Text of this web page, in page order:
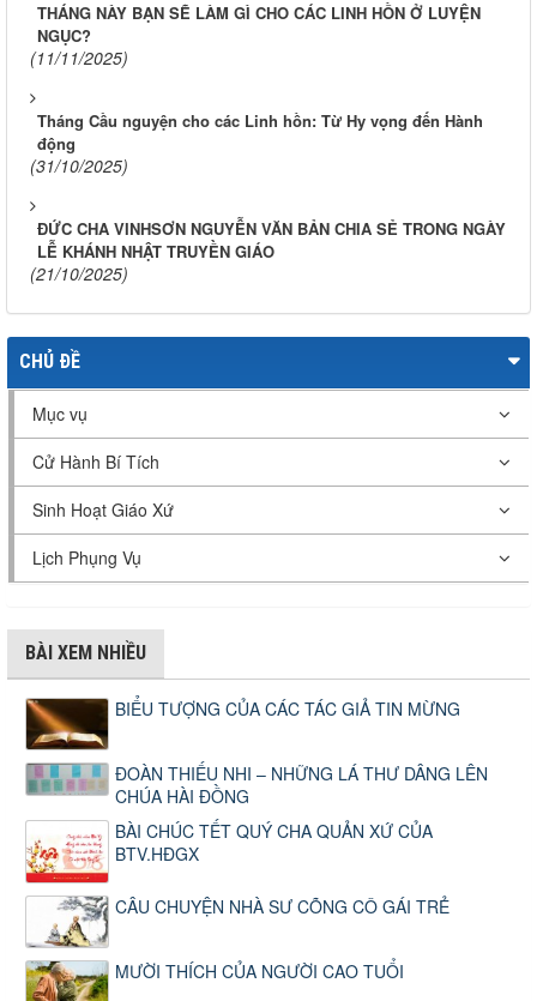
THÁNG NÀY BẠN SẼ LÀM GÌ CHO CÁC LINH HỒN Ở LUYỆN
NGỤC?
(11/11/2025)
Tháng Cầu nguyện cho các Linh hồn: Từ Hy vọng đến Hành
động
(31/10/2025)
ĐỨC CHA VINHSƠN NGUYỄN VĂN BẢN CHIA SẺ TRONG NGÀY
LỄ KHÁNH NHẬT TRUYỀN GIÁO
(21/10/2025)
CHỦ ĐỀ
Mục vụ
Cử Hành Bí Tích
Sinh Hoạt Giáo Xứ
Lịch Phụng Vụ
BÀI XEM NHIỀU
BIỂU TƯỢNG CỦA CÁC TÁC GIẢ TIN MỪNG
ĐOÀN THIẾU NHI – NHỮNG LÁ THƯ DÂNG LÊN
CHÚA HÀI ĐỒNG
BÀI CHÚC TẾT QUÝ CHA QUẢN XỨ CỦA
BTV.HĐGX
CÂU CHUYỆN NHÀ SƯ CÕNG CÔ GÁI TRẺ
MƯỜI THÍCH CỦA NGƯỜI CAO TUỔI